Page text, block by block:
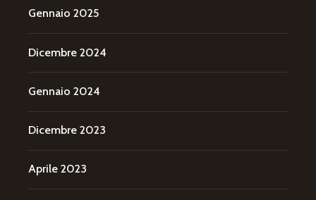
Gennaio 2025
Dicembre 2024
Gennaio 2024
Dicembre 2023
Aprile 2023